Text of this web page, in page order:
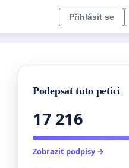
Přihlásit se
Podepsat tuto petici
17 216
Zobrazit podpisy →